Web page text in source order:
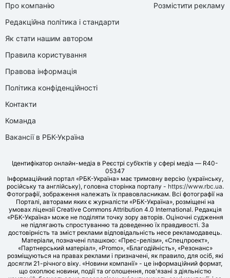
Про компанію
Редакційна політика і стандарти
Як стати нашим автором
Правила користування
Правова інформація
Політика конфіденційності
Контакти
Команда
Вакансії в РБК-Україна
Розмістити рекламу
Ідентифікатор онлайн-медіа в Реєстрі суб’єктів у сфері медіа — R40-
05347
Інформаційний портал «РБК-Україна» має тримовну версію (українську,
російську та англійську), головна сторінка порталу - https://www.rbc.ua.
Фотографії, зображення належать їх правовласникам. Всі фотографії на
Порталі, авторами яких є журналісти «РБК-Україна», розміщені на
умовах ліцензії Creative Commons Attribution 4.0 International. Редакція
«РБК-Україна» може не поділяти точку зору авторів. Оціночні судження
не підлягають спростуванню та доведенню їх правдивості. За
достовірність та зміст реклами відповідальність несе рекламодавець.
Матеріали, позначені плашкою: «Прес-релізи», «Спецпроект»,
«Партнерський матеріал», «Promo», «Благодійність», «Резонанс»
розміщуються на правах реклами і призначені, як правило, для осіб, які
досягли 21-річного віку. «Новини компанії» - це інформаційний формат,
що охоплює новини, події та оголошення, пов'язані з діяльністю